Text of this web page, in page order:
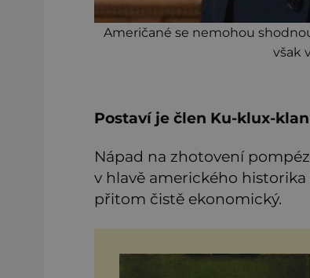
Američané se nemohou
však
Postaví je člen Ku-klux-
Nápad na zhotovení
v hlavě amerického historika
přitom čistě ekonomický.